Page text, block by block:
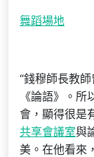
舞蹈場地
“錢穆師長教
《論語》。
會，顯得很是
共享會議室與
美。在他看來